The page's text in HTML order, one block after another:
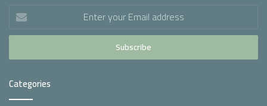
Enter
your
Email
Categories